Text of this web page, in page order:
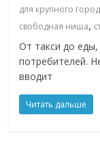
для крупного
свободная ниша,
От такси до еды,
потребителей.
вводит
Читать дальше